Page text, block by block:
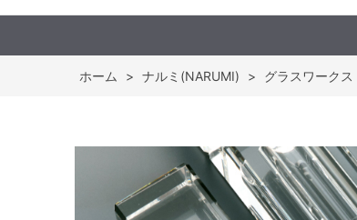
ホーム > ナルミ(NARUMI) > グラスワークス